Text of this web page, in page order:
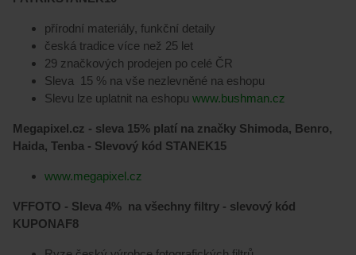
přírodní materiály, funkční detaily
česká tradice více než 25 let
29 značkových prodejen po celé ČR
Sleva 15 % na vše nezlevněné na eshopu
Slevu lze uplatnit na eshopu www.bushman.cz
Megapixel.cz - sleva 15% platí na značky Shimoda, Benro,
Haida, Tenba - Slevový kód STANEK15
www.megapixel.cz
VFFOTO - Sleva 4% na všechny filtry - slevový kód
KUPONAF8